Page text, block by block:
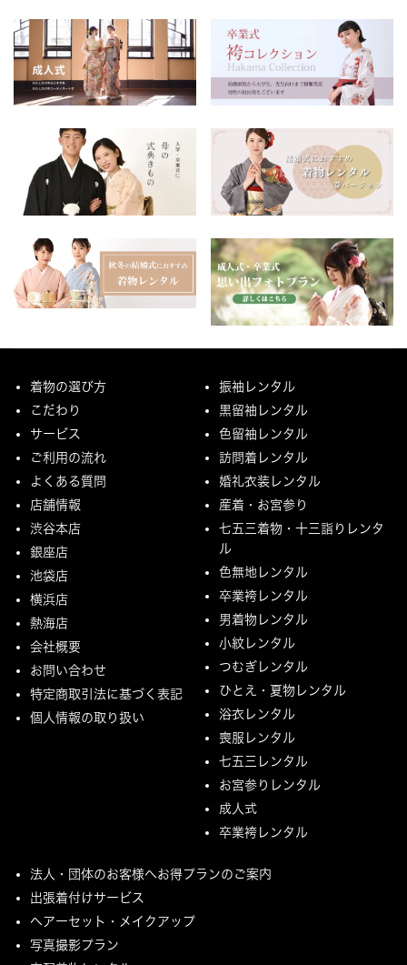
着物の選び方
こだわり
サービス
ご利用の流れ
よくある質問
店舗情報
渋谷本店
銀座店
池袋店
横浜店
熱海店
会社概要
お問い合わせ
特定商取引法に基づく表記
個人情報の取り扱い
振袖レンタル
黒留袖レンタル
色留袖レンタル
訪問着レンタル
婚礼衣装レンタル
産着・お宮参り
七五三着物・十三詣りレンタ
ル
色無地レンタル
卒業袴レンタル
男着物レンタル
小紋レンタル
つむぎレンタル
ひとえ・夏物レンタル
浴衣レンタル
喪服レンタル
七五三レンタル
お宮参りレンタル
成人式
卒業袴レンタル
法人・団体のお客様へお得プランのご案内
出張着付けサービス
ヘアーセット・メイクアップ
写真撮影プラン